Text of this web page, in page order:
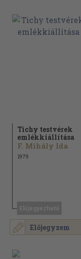
Előjegyzem
Tichy testvérek
emlékkiállítása
F. Mihály Ida
1979